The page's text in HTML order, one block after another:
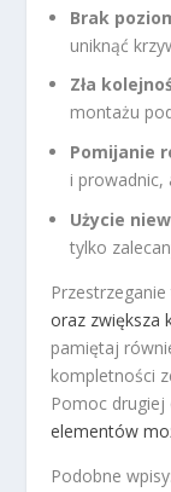
Brak
uniknąć
Zła
montażu
Pomijanie
i prowadnic,
Użycie
tylko
oraz zwiększa
pamiętaj
kompletności
Pomoc
elementów
Podobne wpisy: